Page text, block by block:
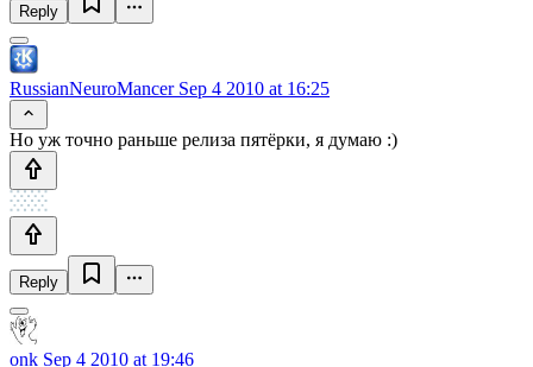
Reply
RussianNeuroMancerSep 4 2010 at 16:25
Но уж точно раньше релиза пятёрки, я думаю :)
Reply
onk Sep 4 2010 at 19:46